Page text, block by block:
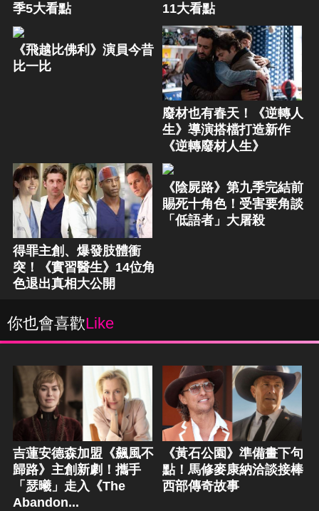
季5大看點 11大看點
《飛越比佛利》演員今昔
比一比
廢材也有春天！《逆轉人
生》導演搭檔打造新作
《逆轉廢材人生》
得罪主創、爆發肢體衝
突！《實習醫生》14位角
色退出真相大公開
《陰屍路》第九季完結前
賜死十角色！受害要角談
「低語者」大屠殺
你也會喜歡Like
吉蓮安德森加盟《飆風不
歸路》主創新劇！攜手
「瑟曦」走入《The
Abandon...
《黃石公園》準備畫下句
點！馬修麥康納洽談接棒
西部傳奇故事